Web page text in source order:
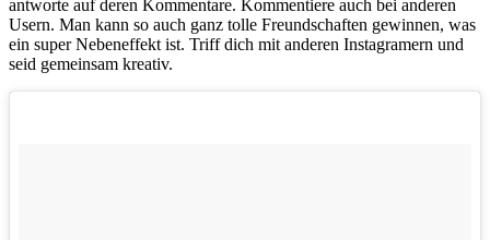
antworte auf deren Kommentare. Kommentiere auch bei anderen
Usern. Man kann so auch ganz tolle Freundschaften gewinnen, was
ein super Nebeneffekt ist. Triff dich mit anderen Instagramern und
seid gemeinsam kreativ.